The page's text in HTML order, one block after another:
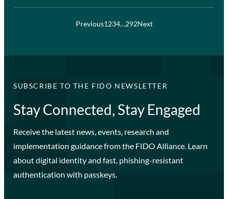
Previous1234…292Next
SUBSCRIBE TO THE FIDO NEWSLETTER
Stay Connected, Stay Engaged
Receive the latest news, events, research and
implementation guidance from the FIDO Alliance. Learn
about digital identity and fast, phishing-resistant
authentication with passkeys.